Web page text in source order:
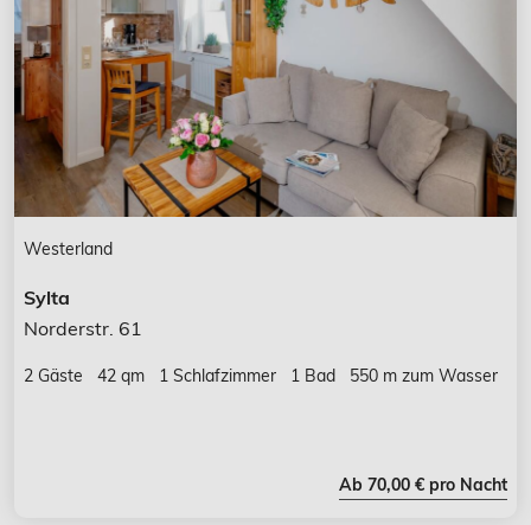
Westerland
Sylta
Norderstr. 61
2 Gäste 42 qm 1 Schlafzimmer 1 Bad 550 m zum Wasser
Ab 70,00 € pro Nacht